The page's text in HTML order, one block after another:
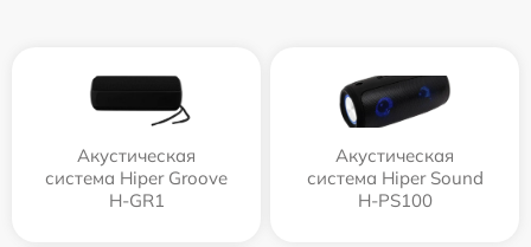
Акустическая
система Hiper Groove
H-GR1
Акустическая
система Hiper Sound
H-PS100